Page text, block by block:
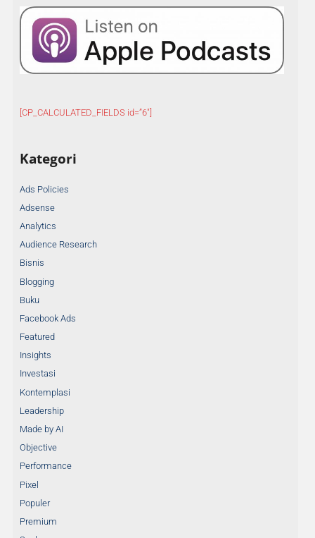
[CP_CALCULATED_FIELDS id=”6″]
Kategori
Ads Policies
Adsense
Analytics
Audience Research
Bisnis
Blogging
Buku
Facebook Ads
Featured
Insights
Investasi
Kontemplasi
Leadership
Made by AI
Objective
Performance
Pixel
Populer
Premium